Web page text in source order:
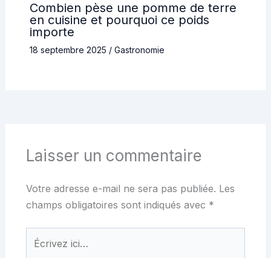
Combien pèse une pomme de terre
en cuisine et pourquoi ce poids
importe
18 septembre 2025 / Gastronomie
Laisser un commentaire
Votre adresse e-mail ne sera pas publiée. Les
champs obligatoires sont indiqués avec *
Écrivez